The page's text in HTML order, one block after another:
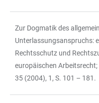
Zur Dogmatik des
Unterlassungsanspruchs:
Rechtsschutz und
europäischen
35 (2004), 1, S. 101 – 181.